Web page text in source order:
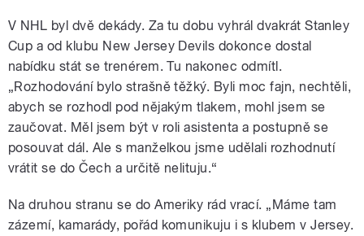
V NHL byl dvě dekády. Za tu dobu vyhrál dvakrát Stanley
Cup a od klubu New Jersey Devils dokonce dostal
nabídku stát se trenérem. Tu nakonec odmítl.
„Rozhodování bylo strašně těžký. Byli moc fajn, nechtěli,
abych se rozhodl pod nějakým tlakem, mohl jsem se
zaučovat. Měl jsem být v roli asistenta a postupně se
posouvat dál. Ale s manželkou jsme udělali rozhodnutí
vrátit se do Čech a určitě nelituju.“
Na druhou stranu se do Ameriky rád vrací. „Máme tam
zázemí, kamarády, pořád komunikuju i s klubem v Jersey.